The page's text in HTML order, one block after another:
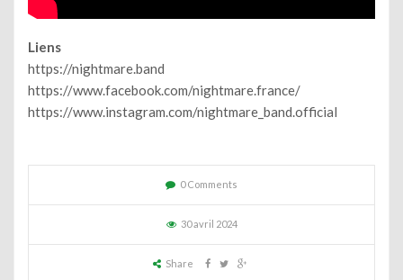
Liens
https://nightmare.band
https://www.facebook.com/nightmare.france/
https://www.instagram.com/nightmare_band.official
0 Comments
30 avril 2024
Share